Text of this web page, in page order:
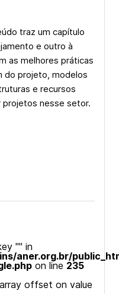
traz um capítulo
e outro à
as melhores práticas
do projeto, modelos
e recursos
projetos nesse setor.
"" in
aner.org.br/
on line 235
offset on value